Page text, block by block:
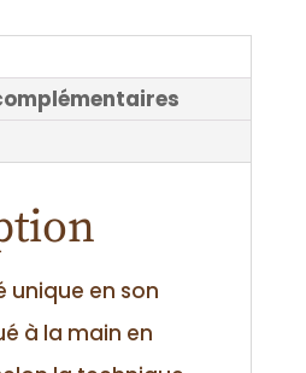
unique en son
à la main en